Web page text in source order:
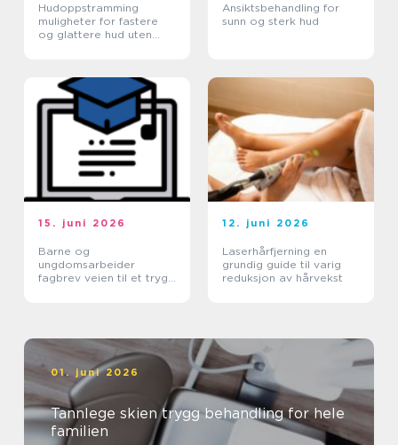
Hudoppstramming
muligheter for fastere
og glattere hud uten
Ansiktsbehandling for
sunn og sterk hud
15. juni 2026
Barne og
ungdomsarbeider
fagbrev veien til et trygt
12. juni 2026
Laserhårfjerning en
grundig guide til varig
reduksjon av hårvekst
01. juni 2026
Tannlege skien trygg behandling for hele
familien